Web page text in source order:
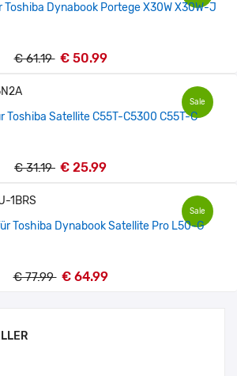
Toshiba Dynabook Portege X30W X30W-J
€ 61.19 € 50.99
Sale
Toshiba Satellite C55T-C5300 C55T-C
€ 31.19 € 25.99
Sale
Toshiba Dynabook Satellite Pro L50-G
€ 77.99 € 64.99